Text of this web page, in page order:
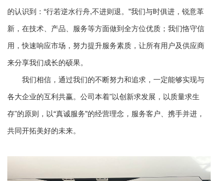
的认识到：“行若逆水行舟,不进则退。”我们与时俱进，锐意革
新，在技术、产品、服务等方面做到全方位优质；我们恪守信
用，快速响应市场，努力提升服务素质，让所有用户及供应商
来分享我们成长的硕果。
我们相信，通过我们的不断努力和追求，一定能够实现与
各大企业的互利共赢。公司本着"以创新求发展，以质量求生
存"的原则，以“真诚服务”的经营理念，服务客户、携手并进，
共同开拓美好的未来。